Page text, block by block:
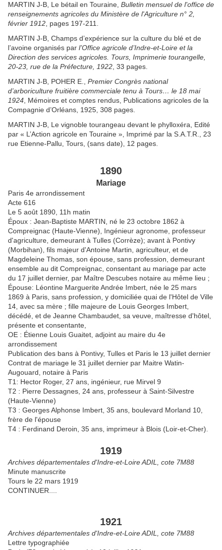
MARTIN J-B, Le bétail en Touraine, Bulletin mensuel de l'office de
renseignements agricoles du Ministère de l'Agriculture n° 2,
février 1912 , pages 197-211.
MARTIN J-B, Champs d’expérience sur la culture du blé et de
l’avoine organisés par l’Office agricole d’Indre-et-Loire et la
Direction des services agricoles. Tours, Imprimerie tourangelle,
20-23, rue de la Préfecture, 1922 , 33 pages.
MARTIN J-B, POHER E., Premier Congrès national
d’arboriculture fruitière commerciale tenu à Tours… le 18 mai
1924 , Mémoires et comptes rendus, Publications agricoles de la
Compagnie d’Orléans, 1925, 308 pages.
MARTIN J-B, Le vignoble tourangeau devant le phylloxéra, Edité
par « L’Action agricole en Touraine », Imprimé par la S.A.T.R., 23
rue Etienne-Pallu, Tours, (sans date), 12 pages.
1890
Mariage
Paris 4e arrondissement
Acte 616
Le 5 août 1890, 11h matin
Époux : Jean-Baptiste MARTIN , né le 23 octobre 1862 à
Compreignac (Haute-Vienne), Ingénieur agronome, professeur
d'agriculture, demeurant à Tulles (Corrèze); avant à Pontivy
(Morbihan), fils majeur d'Antoine Martin, agriculteur, et de
Magdeleine Thomas, son épouse, sans profession, demeurant
ensemble au dit Compreignac, consentant au mariage par acte
du 17 juillet dernier, par Maître Descubes notaire au même lieu ;
Épouse: Léontine Marguerite Andrée Imbert , née le 25 mars
1869 à Paris, sans profession, y domiciliée quai de l'Hôtel de Ville
14, avec sa mère ; fille majeure de Louis Georges Imbert,
décédé, et de Jeanne Chambaudet, sa veuve, maîtresse d'hôtel,
présente et consentante,
OE : Étienne Louis Guaitet, adjoint au maire du 4e
arrondissement
Publication des bans à Pontivy, Tulles et Paris le 13 juillet dernier
Contrat de mariage le 31 juillet dernier par Maitre Watin-
Augouard, notaire à Paris
T1: Hector Roger, 27 ans, ingénieur, rue Mirvel 9
T2 : Pierre Dessagnes, 24 ans, professeur à Saint-Silvestre
(Haute-Vienne)
T3 : Georges Alphonse Imbert, 35 ans, boulevard Morland 10,
frère de l'épouse
T4 : Ferdinand Deroin, 35 ans, imprimeur à Blois (Loir-et-Cher).
1919
Archives départementales d'Indre-et-Loire ADIL, cote 7M88
Minute manuscrite
Tours le 22 mars 1919
CONTINUER....
1921
Archives départementales d'Indre-et-Loire ADIL, cote 7M88
Lettre typographiée